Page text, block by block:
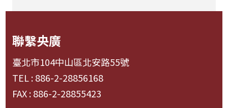
聯繫央廣
臺北市104中山區北安路55號
TEL : 886-2-28856168
FAX : 886-2-28855423